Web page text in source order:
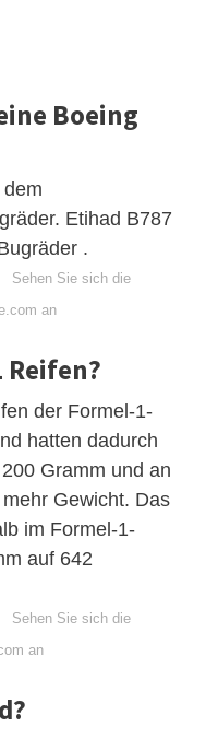
Boeing
Etihad B787
.
Sehen Sie sich die
an
Reifen?
der Formel-1-
hatten dadurch
Gramm und an
Gewicht. Das
im Formel-1-
auf 642
Sehen Sie sich die
an